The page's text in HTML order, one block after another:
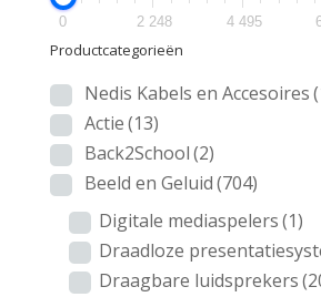
0 2 248 4 495
Productcategorieën
Nedis Kabels en Accesoires
Actie(13)
Back2School(2)
Beeld en Geluid(704)
Digitale mediaspelers(1)
Draadloze
Draagbare luidsprekers